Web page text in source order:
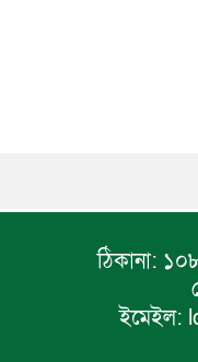
ঠিকানা:
ইমেইল: